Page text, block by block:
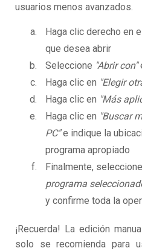
usuarios menos avanzados.
Haga clic derecho en
que desea abrir
Seleccione "Abrir con"
Haga clic en "Elegir
Haga clic en "Más
Haga clic en "Buscar
PC"e indique la
programa apropiado
Finalmente,
programa
y confirme toda la
¡Recuerda! La edición
solo se recomienda para